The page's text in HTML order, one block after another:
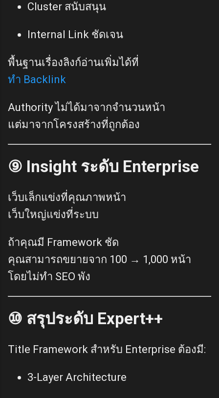
Cluster สนับสนุน
Internal Link ชัดเจน
พื้นฐานเรื่องลิงก์อ่านเพิ่มได้ที่
ทำ Backlink
Authority ไม่ได้มาจากจำนวนหน้า
แต่มาจากโครงสร้างที่ถูกต้อง
⑨ Insight ระดับ Enterprise
เว็บเล็กแข่งที่คุณภาพหน้า
เว็บใหญ่แข่งที่ระบบ
ถ้าคุณมี Framework ชัด
คุณสามารถขยายจาก 100 → 1,000 หน้า
โดยไม่ทำ SEO พัง
⑩ สรุประดับ Expert++
Title Framework สำหรับ Enterprise ต้องมี:
3-Layer Architecture